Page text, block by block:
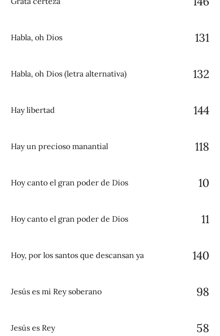
Habla, oh Dios 131
Habla, oh Dios (letra alternativa) 132
Hay libertad 144
Hay un precioso manantial 118
Hoy canto el gran poder de Dios 10
Hoy canto el gran poder de Dios 11
Hoy, por los santos que descansan ya 140
Jesús es mi Rey soberano 98
Jesús es Rey 58